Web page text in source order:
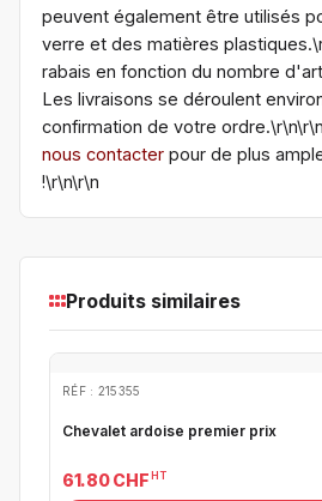
peuvent également être utilisés
verre et des matières
rabais en fonction du nombre
Les livraisons se déroulent
confirmation de votre
nous contacter pour de plus
!\r\n\r\n
Produits similaires
RÉF : 215355
Chevalet ardoise premier prix
61.80 CHF HT